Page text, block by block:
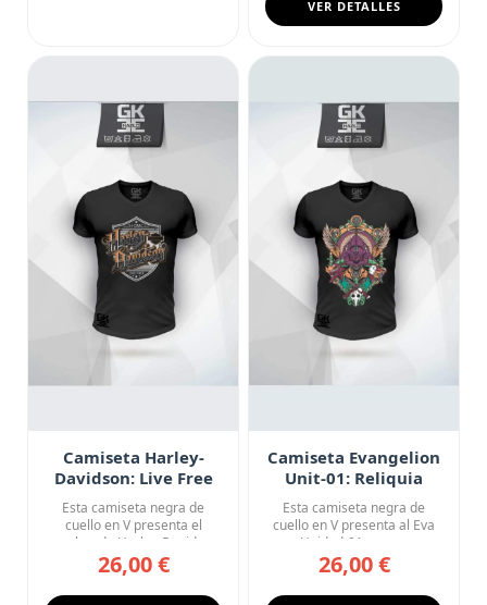
VER DETALLES
Camiseta Harley-
Davidson: Live Free
H-DMC
Esta camiseta negra de
cuello en V presenta el
nombre de Harley-Davidson
en u...
26,00 €
Camiseta Evangelion
Unit-01: Reliquia
Sagrada
Esta camiseta negra de
cuello en V presenta al Eva
Unidad-01 en una
composici...
26,00 €